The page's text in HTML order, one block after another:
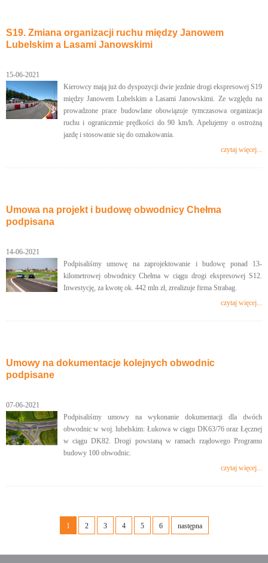
S19. Zmiana organizacji ruchu między Janowem
Lubelskim a Lasami Janowskimi
15-06-2021
Kierowcy mają już do dyspozycji dwie jezdnie drogi ekspresowej S19
między Janowem Lubelskim a Lasami Janowskimi. Ze względu na
prowadzone prace budowlane obowiązuje tymczasowa organizacja
ruchu i ograniczenie prędkości do 90 km/h. Apelujemy o ostrożną
jazdę i stosowanie się do oznakowania.
czytaj więcej...
Umowa na projekt i budowę obwodnicy Chełma
podpisana
14-06-2021
Podpisaliśmy umowę na zaprojektowanie i budowę ponad 13-
kilometrowej obwodnicy Chełma w ciągu drogi ekspresowej S12.
Inwestycję, za kwotę ok. 442 mln zł, zrealizuje firma Strabag.
czytaj więcej...
Umowy na dokumentacje kolejnych obwodnic
podpisane
07-06-2021
Podpisaliśmy umowy na wykonanie dokumentacji dla dwóch
obwodnic w woj. lubelskim: Łukowa w ciągu DK63/76 oraz Łęcznej
w ciągu DK82. Drogi powstaną w ramach rządowego Programu
budowy 100 obwodnic.
czytaj więcej...
1 2 3 4 5 6 następna